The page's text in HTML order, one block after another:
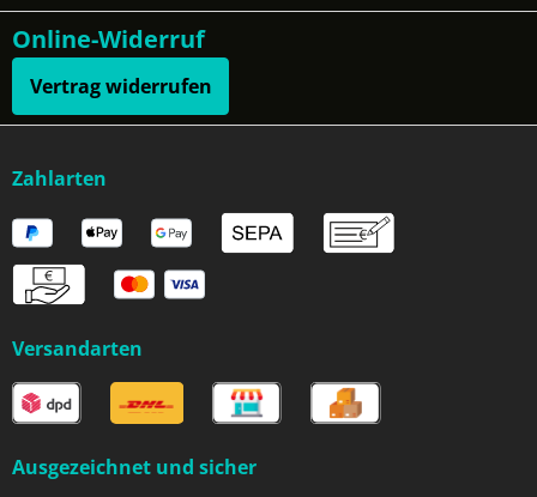
Online-Widerruf
Vertrag widerrufen
Zahlarten
Versandarten
Ausgezeichnet und sicher